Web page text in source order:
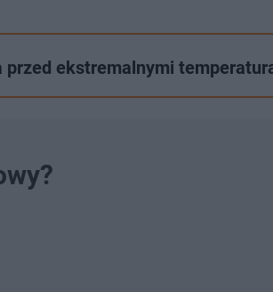
przed ekstremalnymi